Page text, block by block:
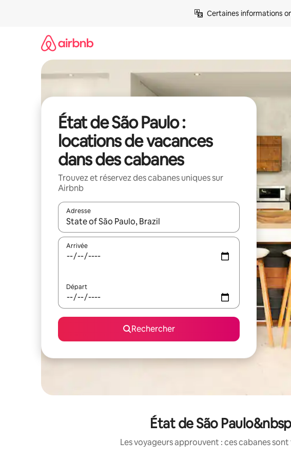
Certaines informations
État de São Paulo :
locations de vacances
dans des cabanes
Trouvez et réservez des cabanes uniques sur
Airbnb
Adresse
Lorsque les résultats s'affichent, utilisez les flèches vers le haut et
Arrivée
Départ
Rechercher
État de São
Les voyageurs approuvent : ces cabanes